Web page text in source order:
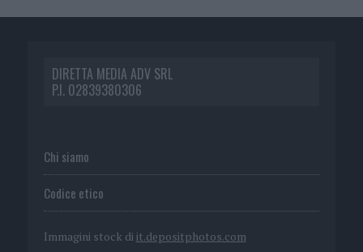
DIRETTA MEDIA ADV SRL
P.I. 02839380306
Chi siamo
Codice etico
Immagini stock di it.depositphotos.com